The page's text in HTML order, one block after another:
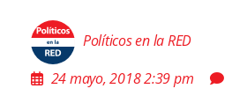
Políticos en la RED
24 mayo, 2018 2:39 pm